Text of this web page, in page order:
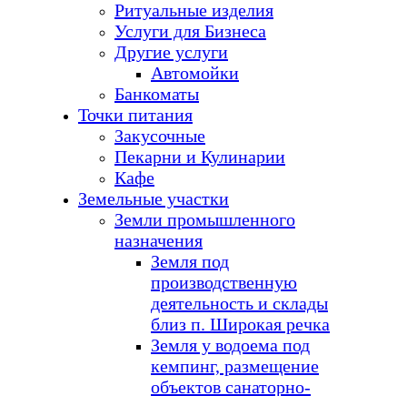
Ритуальные изделия
Услуги для Бизнеса
Другие услуги
Автомойки
Банкоматы
Точки питания
Закусочные
Пекарни и Кулинарии
Кафе
Земельные участки
Земли промышленного
назначения
Земля под
производственную
деятельность и склады
близ п. Широкая речка
Земля у водоема под
кемпинг, размещение
объектов санаторно-